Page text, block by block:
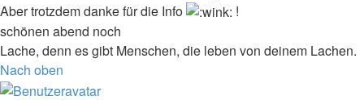
Aber trotzdem danke für die Info
!
schönen abend noch
Lache, denn es gibt Menschen, die leben von deinem Lachen.
Nach oben